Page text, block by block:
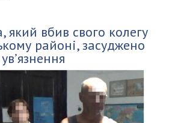
який вбив свого колегу
районі, засуджено